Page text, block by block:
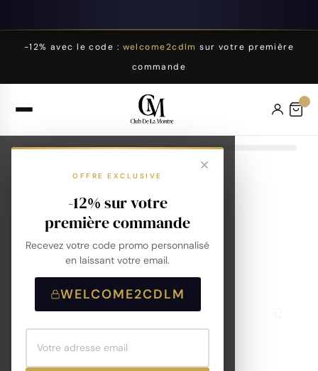
-12% avec le code : welcome2cdlm sur votre première
commande
OFFRE EXCLUSIVE
-12% sur votre
première commande
Recevez votre code promo personnalisé
en laissant votre email.
WELCOME2CDLM